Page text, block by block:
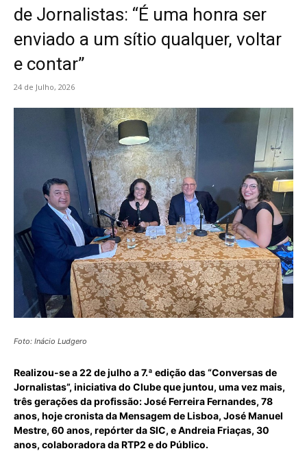
de Jornalistas: “É uma honra ser
enviado a um sítio qualquer, voltar
e contar”
24 de Julho, 2026
Foto: Inácio Ludgero
Realizou-se a 22 de julho a 7.ª edição das “Conversas de
Jornalistas”, iniciativa do Clube que juntou, uma vez mais,
três gerações da profissão: José Ferreira Fernandes, 78
anos, hoje cronista da Mensagem de Lisboa, José Manuel
Mestre, 60 anos, repórter da SIC, e Andreia Friaças, 30
anos, colaboradora da RTP2 e do Público.